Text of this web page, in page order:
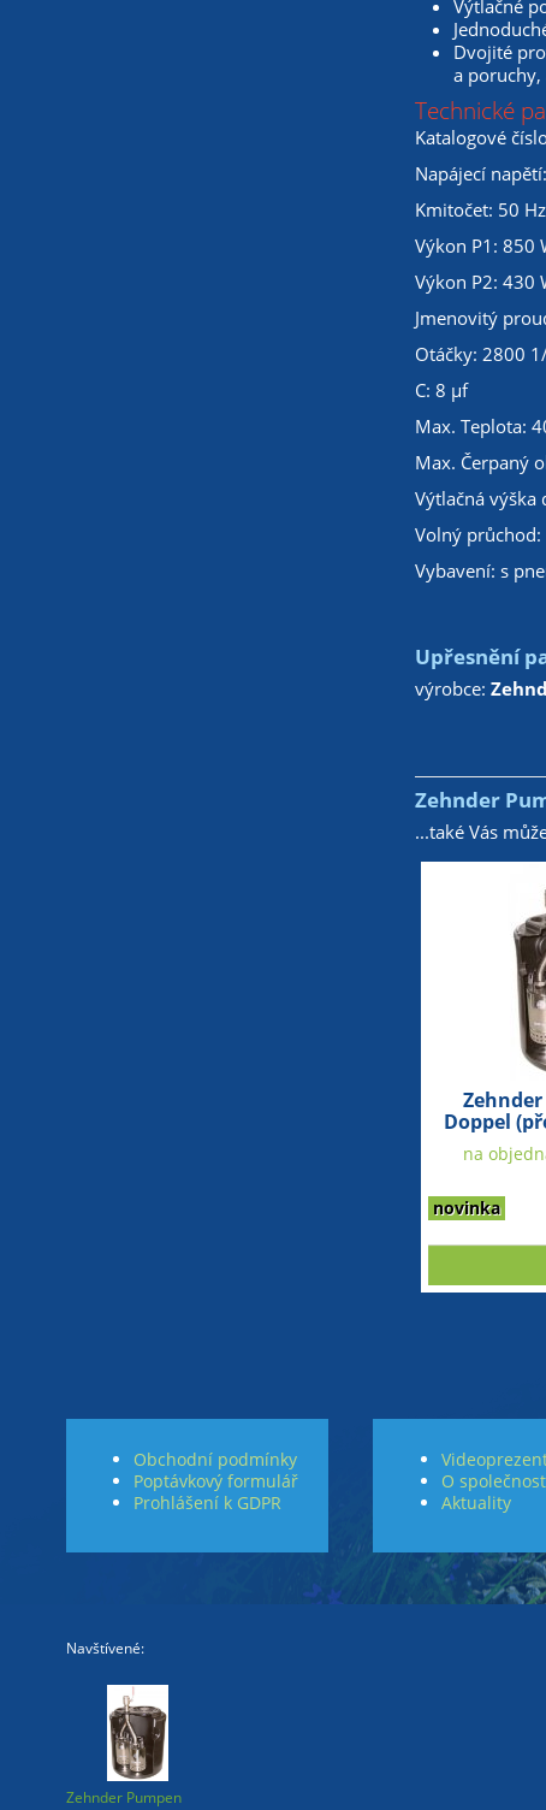
Výtlačné
Dvojité
a
Technické
Katalogové
Napájecí
Kmitočet: 50 Hz
Výkon P1: 850
Výkon P2: 430
Jmenovitý
Otáčky: 2800
C: 8 µf
Max. Teplota:
Max. Čerpaný
Výtlačná výška
Volný
Vybavení: s
Upřesnění
výrobce:
Zehnder
...také Vás
Zehnder
Doppel
novinka
na
Obchodní podmínky
Poptávkový formulář
Prohlášení k GDPR
O
Aktuality
Navštívené:
Zehnder Pumpen